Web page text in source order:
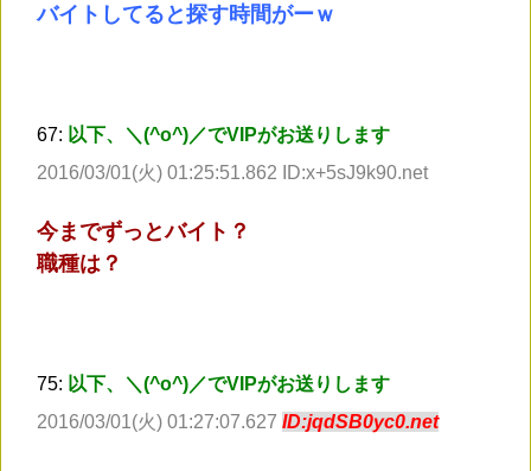
バイトしてると探す時間がーｗ
67: 以下、＼(^o^)／でVIPがお送りします
2016/03/01(火) 01:25:51.862 ID:x+5sJ9k90.net
今までずっとバイト？
職種は？
75: 以下、＼(^o^)／でVIPがお送りします
2016/03/01(火) 01:27:07.627 ID:jqdSB0yc0.net